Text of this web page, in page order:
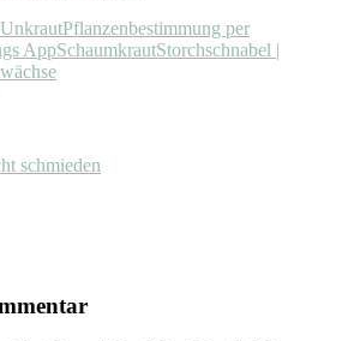
Pflanzenbestimmung per
AppSchaumkrautStorchschnabel |
schmieden